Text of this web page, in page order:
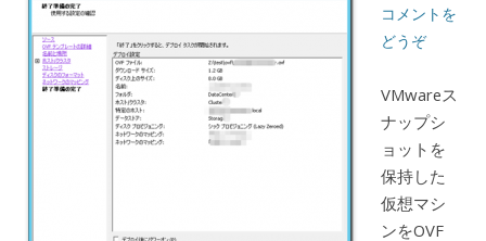
コメントを
どうぞ
VMwareス
ナップシ
ョットを
保持した
仮想マシ
ンをOVF